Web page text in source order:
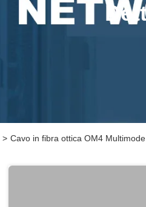
> Cavo in fibra ottica OM4